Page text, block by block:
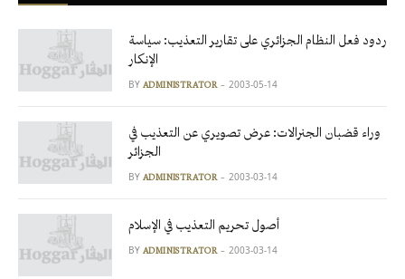
ردود فعل النظام الجزائري على تقارير التعذيب: سياسة
الإنكار
BY ADMINISTRATOR 2003-05-14
وراء قضبان الجنرالات: عرض تصويري عن التعذيب في
الجزائر
BY ADMINISTRATOR 2003-03-14
أصول تحريم التعذيب في الإسلام
BY ADMINISTRATOR 2003-03-14